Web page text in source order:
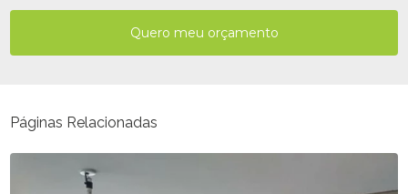
Quero meu orçamento
Páginas Relacionadas